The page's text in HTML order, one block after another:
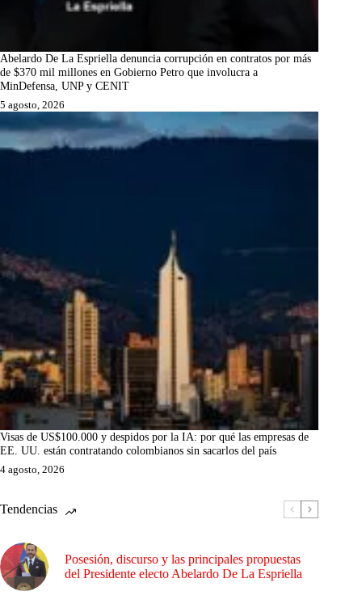
Abelardo De La Espriella denuncia corrupción en contratos por más
de $370 mil millones en Gobierno Petro que involucra a
MinDefensa, UNP y CENIT
5 agosto, 2026
Visas de US$100.000 y despidos por la IA: por qué las empresas de
EE. UU. están contratando colombianos sin sacarlos del país
4 agosto, 2026
Tendencias
Posesión, discurso y las principales propuestas
del Presidente electo Abelardo De La Espriella